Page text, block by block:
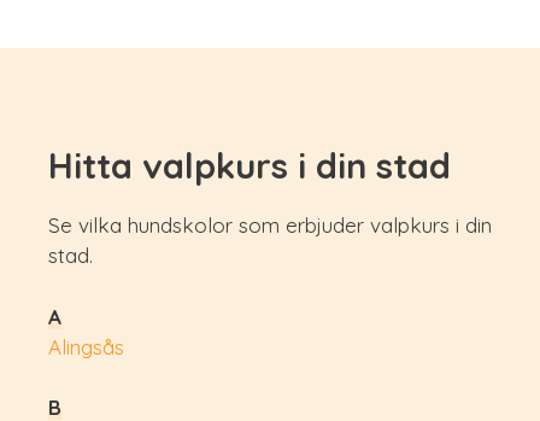
Hitta valpkurs i din stad
Se vilka hundskolor som erbjuder valpkurs i din
stad.
A
Alingsås
B